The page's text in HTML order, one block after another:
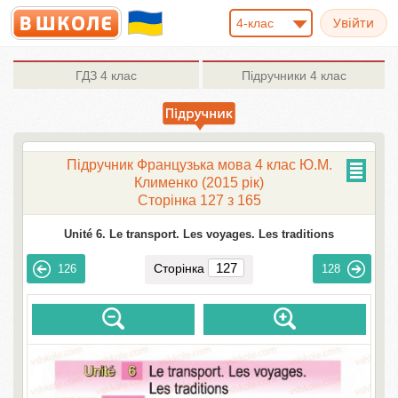
4-клас
ГДЗ 4 клас Підручники 4 клас
Підручник Французька мова 4 клас Ю.М.
Клименко (2015 рік)
Сторінка 127 з 165
Unité 6. Le transport. Les voyages. Les traditions
126 Сторінка 128